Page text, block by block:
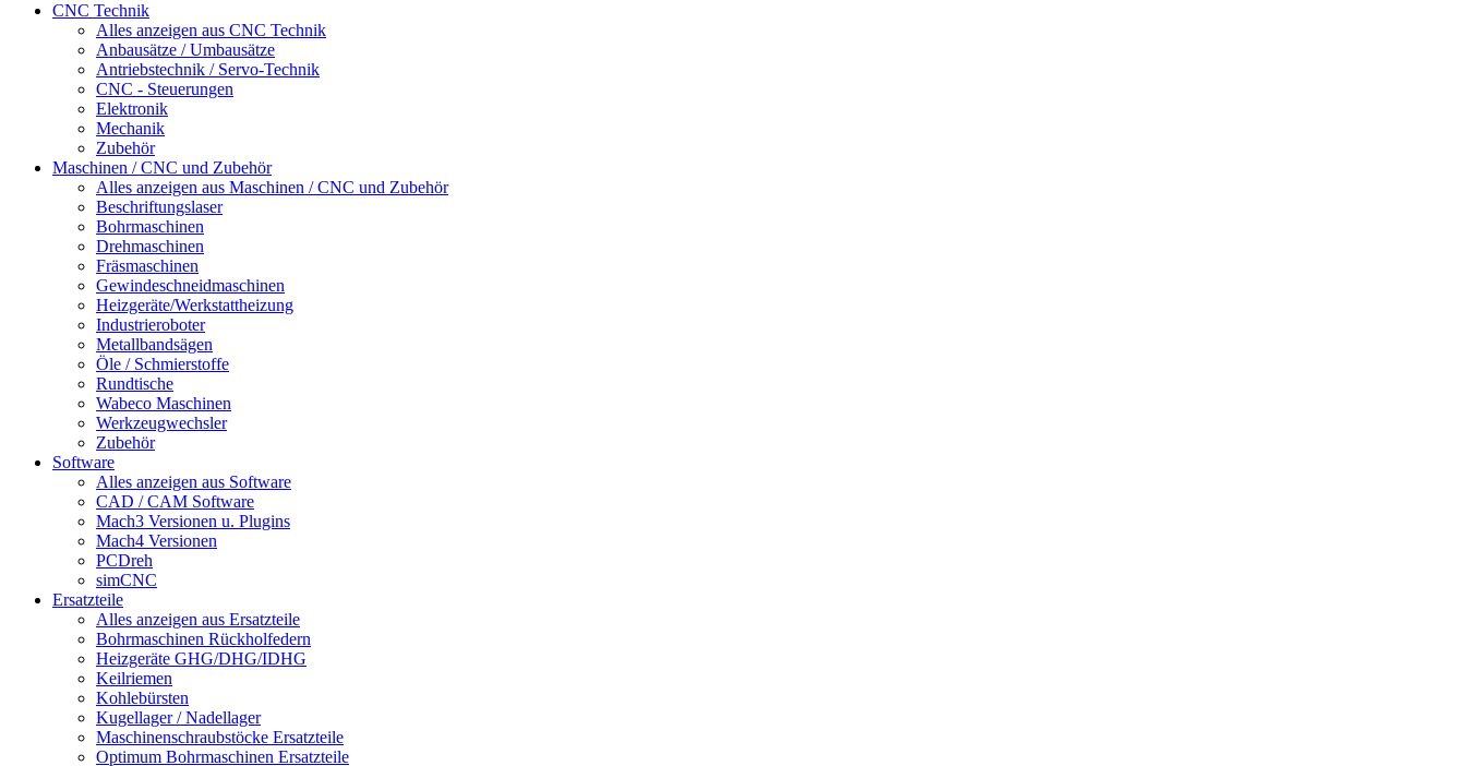
CNC Technik
Alles anzeigen aus CNC Technik
Anbausätze / Umbausätze
Antriebstechnik / Servo-Technik
CNC - Steuerungen
Elektronik
Mechanik
Zubehör
Maschinen / CNC und Zubehör
Alles anzeigen aus Maschinen / CNC und Zubehör
Beschriftungslaser
Bohrmaschinen
Drehmaschinen
Fräsmaschinen
Gewindeschneidmaschinen
Heizgeräte/Werkstattheizung
Industrieroboter
Metallbandsägen
Öle / Schmierstoffe
Rundtische
Wabeco Maschinen
Werkzeugwechsler
Zubehör
Software
Alles anzeigen aus Software
CAD / CAM Software
Mach3 Versionen u. Plugins
Mach4 Versionen
PCDreh
simCNC
Ersatzteile
Alles anzeigen aus Ersatzteile
Bohrmaschinen Rückholfedern
Heizgeräte GHG/DHG/IDHG
Keilriemen
Kohlebürsten
Kugellager / Nadellager
Maschinenschraubstöcke Ersatzteile
Optimum Bohrmaschinen Ersatzteile